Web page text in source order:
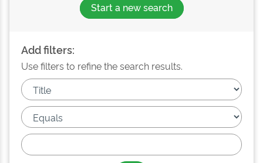
Start a new search
Add filters:
Use filters to refine the search results.